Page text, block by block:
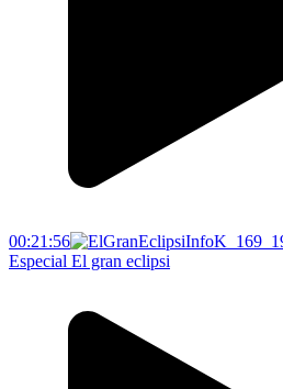
00:21:56
Especial El gran eclipsi